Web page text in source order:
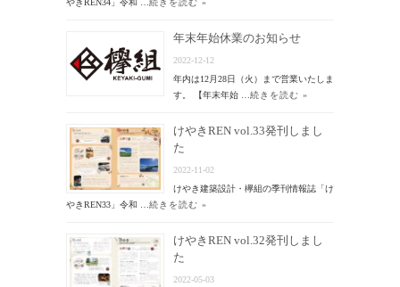
やきREN34」令和 … 続きを読む »
年末年始休業のお知らせ
2022-12-12
年内は12月28日（火）まで営業いたしま
す。 【年末年始 … 続きを読む »
けやきREN vol.33発刊しまし
た
2022-11-02
けやき建築設計・欅組の季刊情報誌「け
やきREN33」令和 … 続きを読む »
けやきREN vol.32発刊しまし
た
2022-05-03